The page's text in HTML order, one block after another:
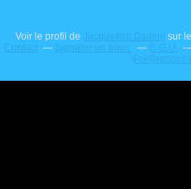
Voir le profil de Jacqueline Dallem sur
Contact
Signaler un abus C.G.U.
Préférences